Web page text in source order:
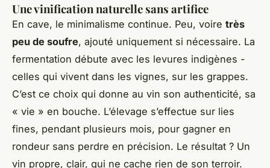
Une vinification naturelle sans artifice
En cave, le minimalisme continue. Peu, voire très
peu de soufre, ajouté uniquement si nécessaire. La
fermentation débute avec les levures indigènes -
celles qui vivent dans les vignes, sur les grappes.
C’est ce choix qui donne au vin son authenticité, sa
« vie » en bouche. L’élevage s’effectue sur lies
fines, pendant plusieurs mois, pour gagner en
rondeur sans perdre en précision. Le résultat ? Un
vin propre, clair, qui ne cache rien de son terroir.